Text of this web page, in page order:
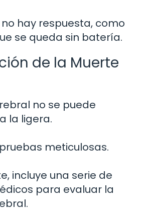
no hay respuesta, como
se queda sin batería.
de la Muerte
no se puede
la ligera.
meticulosas.
incluye una serie de
para evaluar la